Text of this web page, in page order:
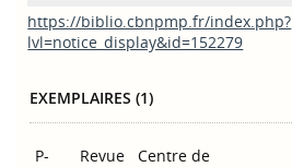
https://biblio.cbnpmp.fr/index.php?
lvl=notice_display&id=152279
EXEMPLAIRES (1)
P-
Revue
Centre de